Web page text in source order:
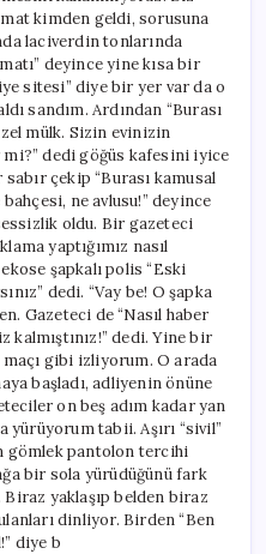
kimden geldi, sorusuna
laciverdin tonlarında
deyince yine kısa bir
sitesi” diye bir yer var da o
sandım. Ardından “Burası
mülk. Sizin evinizin
mi?” dedi göğüs kafesini iyice
çekip “Burası kamusal
ne avlusu!” deyince
oldu. Bir gazeteci
yaptığımız nasıl
şapkalı polis “Eski
dedi. “Vay be! O şapka
Gazeteci de “Nasıl haber
kalmıştınız!” dedi. Yine bir
gibi izliyorum. O arada
başladı, adliyenin önüne
on beş adım kadar yan
tabii. Aşırı “sivil”
gömlek pantolon tercihi
bir sola yürüdüğünü fark
yaklaşıp belden biraz
dinliyor. Birden “Ben
diye b